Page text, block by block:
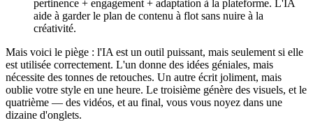
pertinence + engagement + adaptation à la plateforme. L'IA
aide à garder le plan de contenu à flot sans nuire à la
créativité.
Mais voici le piège : l'IA est un outil puissant, mais seulement si elle
est utilisée correctement. L'un donne des idées géniales, mais
nécessite des tonnes de retouches. Un autre écrit joliment, mais
oublie votre style en une heure. Le troisième génère des visuels, et le
quatrième — des vidéos, et au final, vous vous noyez dans une
dizaine d'onglets.